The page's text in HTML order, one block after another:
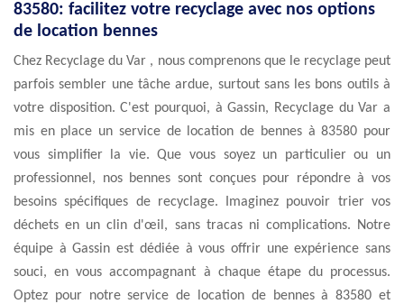
83580: facilitez votre recyclage avec nos options
de location bennes
Chez Recyclage du Var , nous comprenons que le recyclage peut
parfois sembler une tâche ardue, surtout sans les bons outils à
votre disposition. C'est pourquoi, à Gassin, Recyclage du Var a
mis en place un service de location de bennes à 83580 pour
vous simplifier la vie. Que vous soyez un particulier ou un
professionnel, nos bennes sont conçues pour répondre à vos
besoins spécifiques de recyclage. Imaginez pouvoir trier vos
déchets en un clin d'œil, sans tracas ni complications. Notre
équipe à Gassin est dédiée à vous offrir une expérience sans
souci, en vous accompagnant à chaque étape du processus.
Optez pour notre service de location de bennes à 83580 et